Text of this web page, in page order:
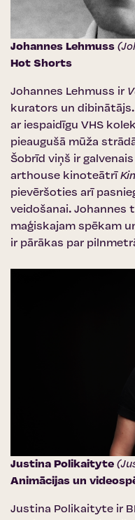
Johannes Lehmuss
Hot Shorts
Johannes Lehmuss ir
kurators un
ar iespaidīgu VHS
pieaugušā mūža
Šobrīd viņš ir
arthouse kinoteātrī
pievēršoties arī
veidošanai. Johannes
maģiskajam spēkam
ir pārākas par
Justina Polikaityte
Animācijas un
Justina Polikaityte ir